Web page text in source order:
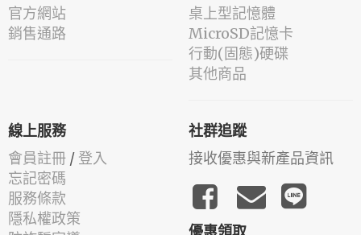
官方網站
銷售通路
桌上型記憶體
MicroSD記憶卡
行動(固態)硬碟
其他商品
線上服務
會員註冊 / 登入
忘記密碼
服務條款
隱私權政策
社群追蹤
接收優惠與新產品資訊